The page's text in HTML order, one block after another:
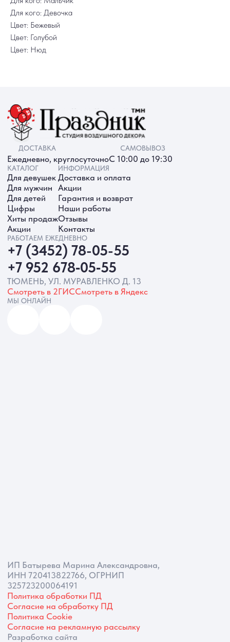
Для кого: Девочка
Цвет: Бежевый
Цвет: Голубой
Цвет: Нюд
ИП Батырева Марина Александровна,
ИНН 720413822766, ОГРНИП
325723200064191
Политика обработки ПД
Согласие на обработку ПД
Политика Cookie
Согласие на рекламную рассылку
Разработка сайта
МЫ ОНЛАЙН